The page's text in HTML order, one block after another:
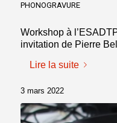
PHONOGRAVURE
Workshop à
invitation de Pierre
Lire la suite
3 mars 2022